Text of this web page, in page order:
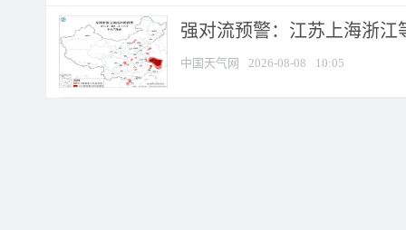
强对流预警：江苏上海浙江
中国天气网 2026-08-08 10:05